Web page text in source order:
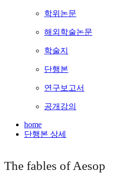
학위논문
해외학술논문
학술지
단행본
연구보고서
공개강의
home
단행본 상세
The fables of Aesop